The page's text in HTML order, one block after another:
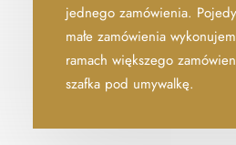
jednego zamówienia.
małe zamówienia
ramach większego
szafka pod umywalkę.